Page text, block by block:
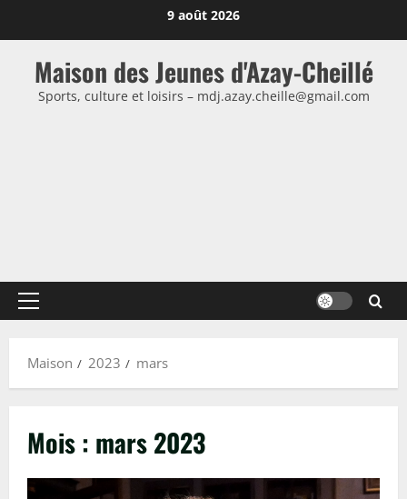
au
contenu
9 août 2026
Maison des Jeunes d'Azay-Cheillé
Sports, culture et loisirs – mdj.azay.cheille@gmail.com
Menu
Maison
2023 mars
Mois : mars 2023